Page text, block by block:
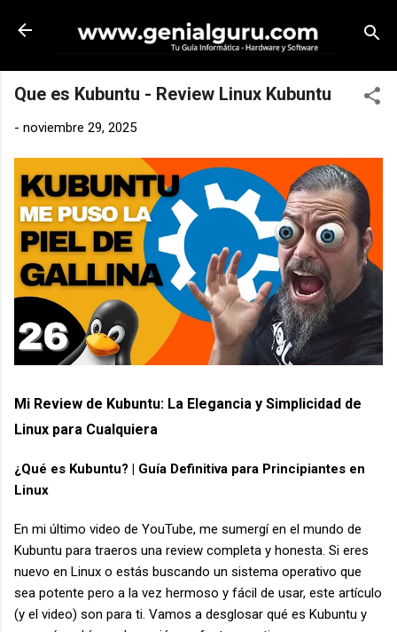
Ir al contenido principal
Que es Kubuntu - Review Linux Kubuntu
- noviembre 29, 2025
Mi Review de Kubuntu: La Elegancia y Simplicidad de
Linux para Cualquiera
¿Qué es Kubuntu? | Guía Definitiva para Principiantes en
Linux
En mi último video de YouTube, me sumergí en el mundo de
Kubuntu para traeros una review completa y honesta. Si eres
nuevo en Linux o estás buscando un sistema operativo que
sea potente pero a la vez hermoso y fácil de usar, este artículo
(y el video) son para ti. Vamos a desglosar qué es Kubuntu y